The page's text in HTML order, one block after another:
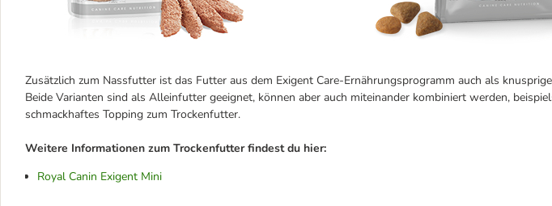
Zusätzlich zum Nassfutter ist das Futter aus dem Exigent Care-Ernährungsprogramm auch als
Beide Varianten sind als Alleinfutter geeignet, können aber auch miteinander kombiniert werden,
schmackhaftes Topping zum Trockenfutter.
Weitere Informationen zum Trockenfutter findest du hier:
Royal Canin Exigent Mini